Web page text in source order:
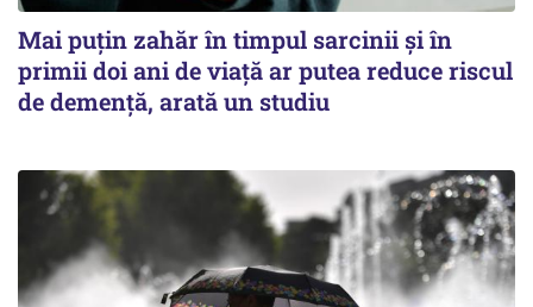
Mai puțin zahăr în timpul sarcinii și în
primii doi ani de viață ar putea reduce riscul
de demență, arată un studiu